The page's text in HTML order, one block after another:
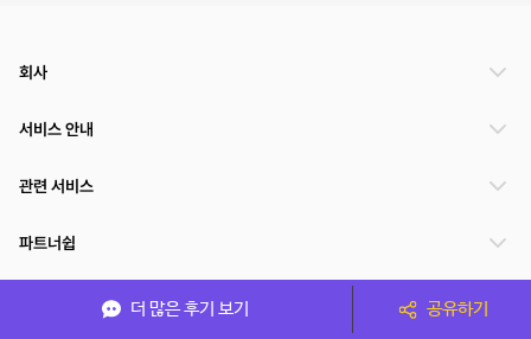
더 많은 후기 보기 공유하기
회사
서비스 안내
관련 서비스
파트너쉽
서비스 제공 국가